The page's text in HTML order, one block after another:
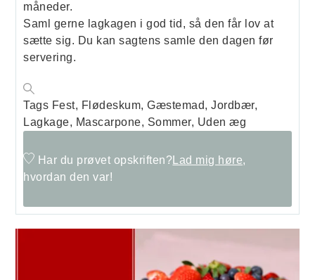
måneder.
Saml gerne lagkagen i god tid, så den får lov at
sætte sig. Du kan sagtens samle den dagen før
servering.
Tags Fest, Flødeskum, Gæstemad, Jordbær,
Lagkage, Mascarpone, Sommer, Uden æg
Har du prøvet opskriften?Lad mig høre,
hvordan den var!